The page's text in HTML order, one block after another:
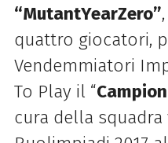
“MutantYearZero”
quattro giocatori,
Vendemmiatori
To Play il “
cura della